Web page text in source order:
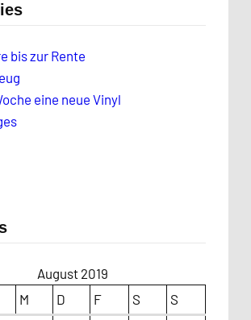
bis zur Rente
eine neue Vinyl
August 2019
M D F S
S